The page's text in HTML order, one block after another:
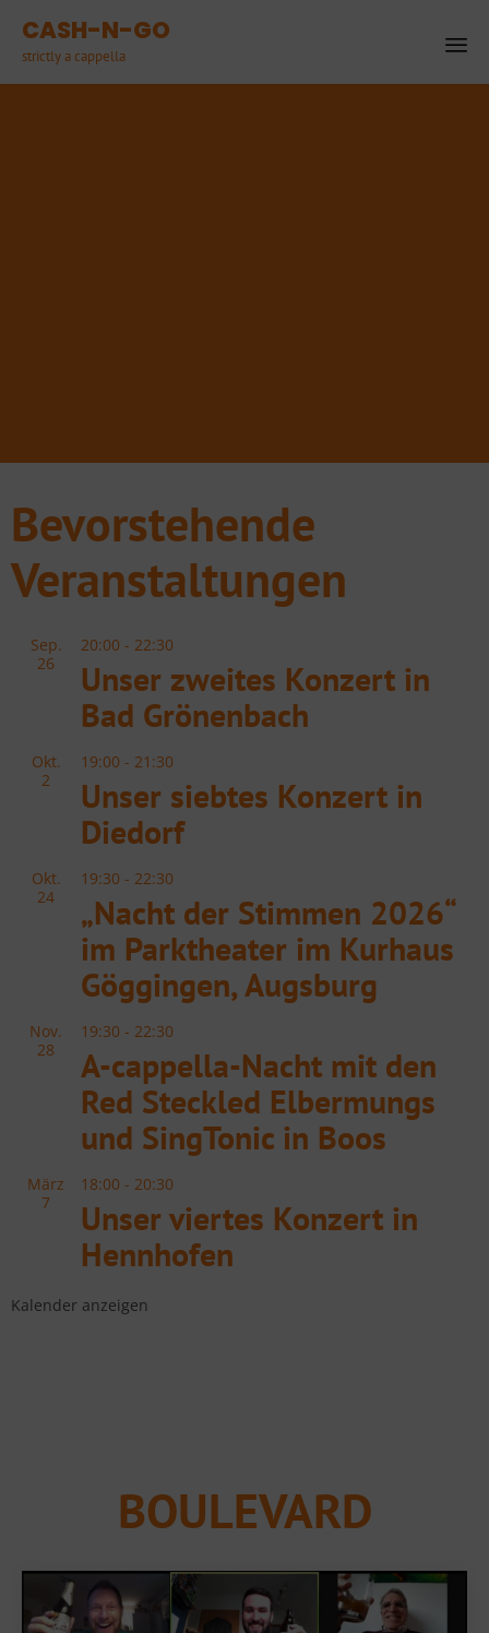
CASH-N-GO
strictly a cappella
Bevorstehende
Veranstaltungen
Sep.
26
20:00 - 22:30
Unser zweites Konzert in
Bad Grönenbach
Okt.
2
19:00 - 21:30
Unser siebtes Konzert in
Diedorf
Okt.
24
19:30 - 22:30
„Nacht der Stimmen 2026“
im Parktheater im Kurhaus
Göggingen, Augsburg
Nov.
28
19:30 - 22:30
A-cappella-Nacht mit den
Red Steckled Elbermungs
und SingTonic in Boos
März
7
18:00 - 20:30
Unser viertes Konzert in
Hennhofen
Kalender anzeigen
Unser zweites Konzert in Bad
Grönenbach
BOULEVARD